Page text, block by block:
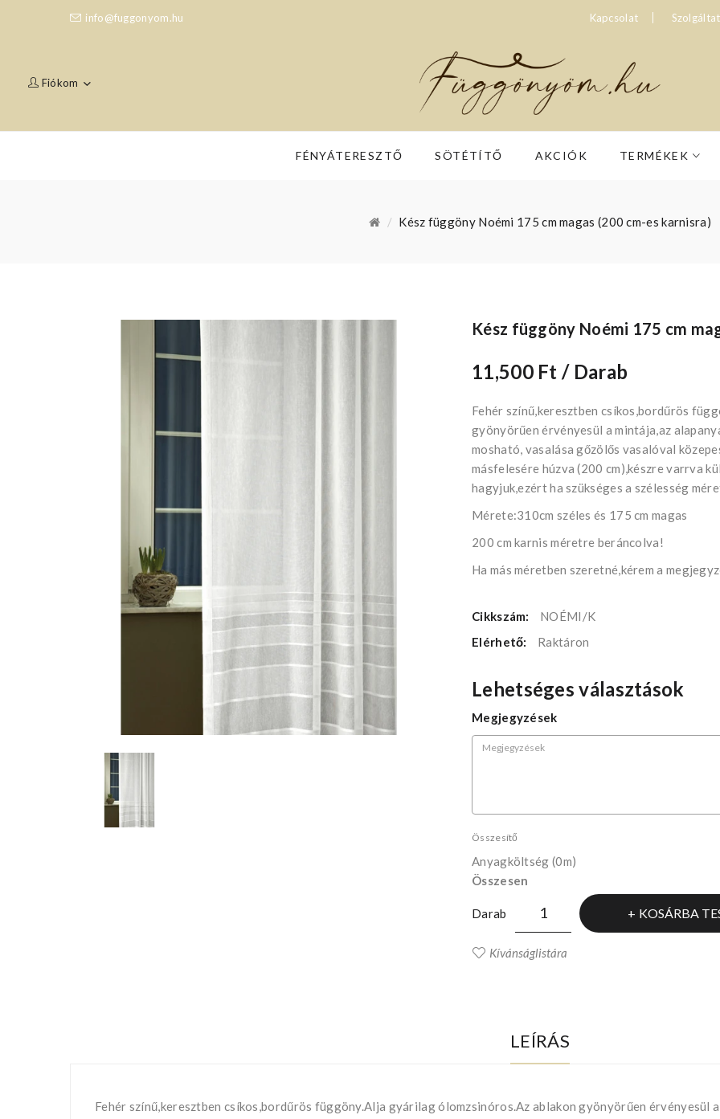
info@fuggonyom.hu Kapcsolat
Fiókom
FÉNYÁTERESZTŐ SÖTÉTÍTŐ AKCIÓK TERMÉKEK
Kész függöny Noémi 175 cm magas (200 cm-es karnisra)
Kész függöny Noémi 175 cm
11,500 Ft / Darab
Fehér színű,keresztben csíkos,bordűrös
gyönyörűen érvényesül a mintája,az
mosható, vasalása gőzölős vasalóval
másfelesére húzva (200 cm),készre varrva
hagyjuk,ezért ha szükséges a szélesség
Mérete:310cm széles és 175 cm magas
200 cm karnis méretre beráncolva!
Ha más méretben szeretné,kérem a
Cikkszám:
NOÉMI/K
Elérhető:
Raktáron
Lehetséges választások
Megjegyzések
Összesítő
Anyagköltség (0m)
Összesen
Darab KOSÁRBA
Kívánságlistára
LEÍRÁS
Fehér színű,keresztben csíkos,bordűrös függöny.Alja gyárilag ólomzsinóros.Az ablakon gyönyörűen érvényesül